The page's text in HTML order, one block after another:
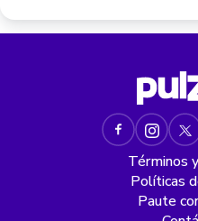
Términos
Políticas
Paute